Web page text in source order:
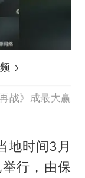
战》成最大赢
地时间3月
行，由保